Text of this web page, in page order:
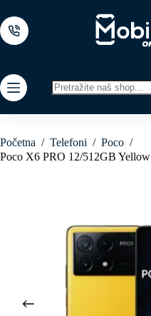
to
content
results
Početna / Telefoni / Poco /
Poco X6 PRO 12/512GB Yellow